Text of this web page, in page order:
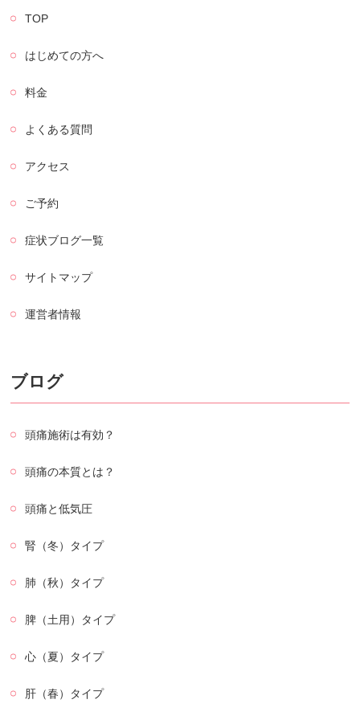
TOP
はじめての方へ
料金
よくある質問
アクセス
ご予約
症状ブログ一覧
サイトマップ
運営者情報
ブログ
頭痛施術は有効？
頭痛の本質とは？
頭痛と低気圧
腎（冬）タイプ
肺（秋）タイプ
脾（土用）タイプ
心（夏）タイプ
肝（春）タイプ